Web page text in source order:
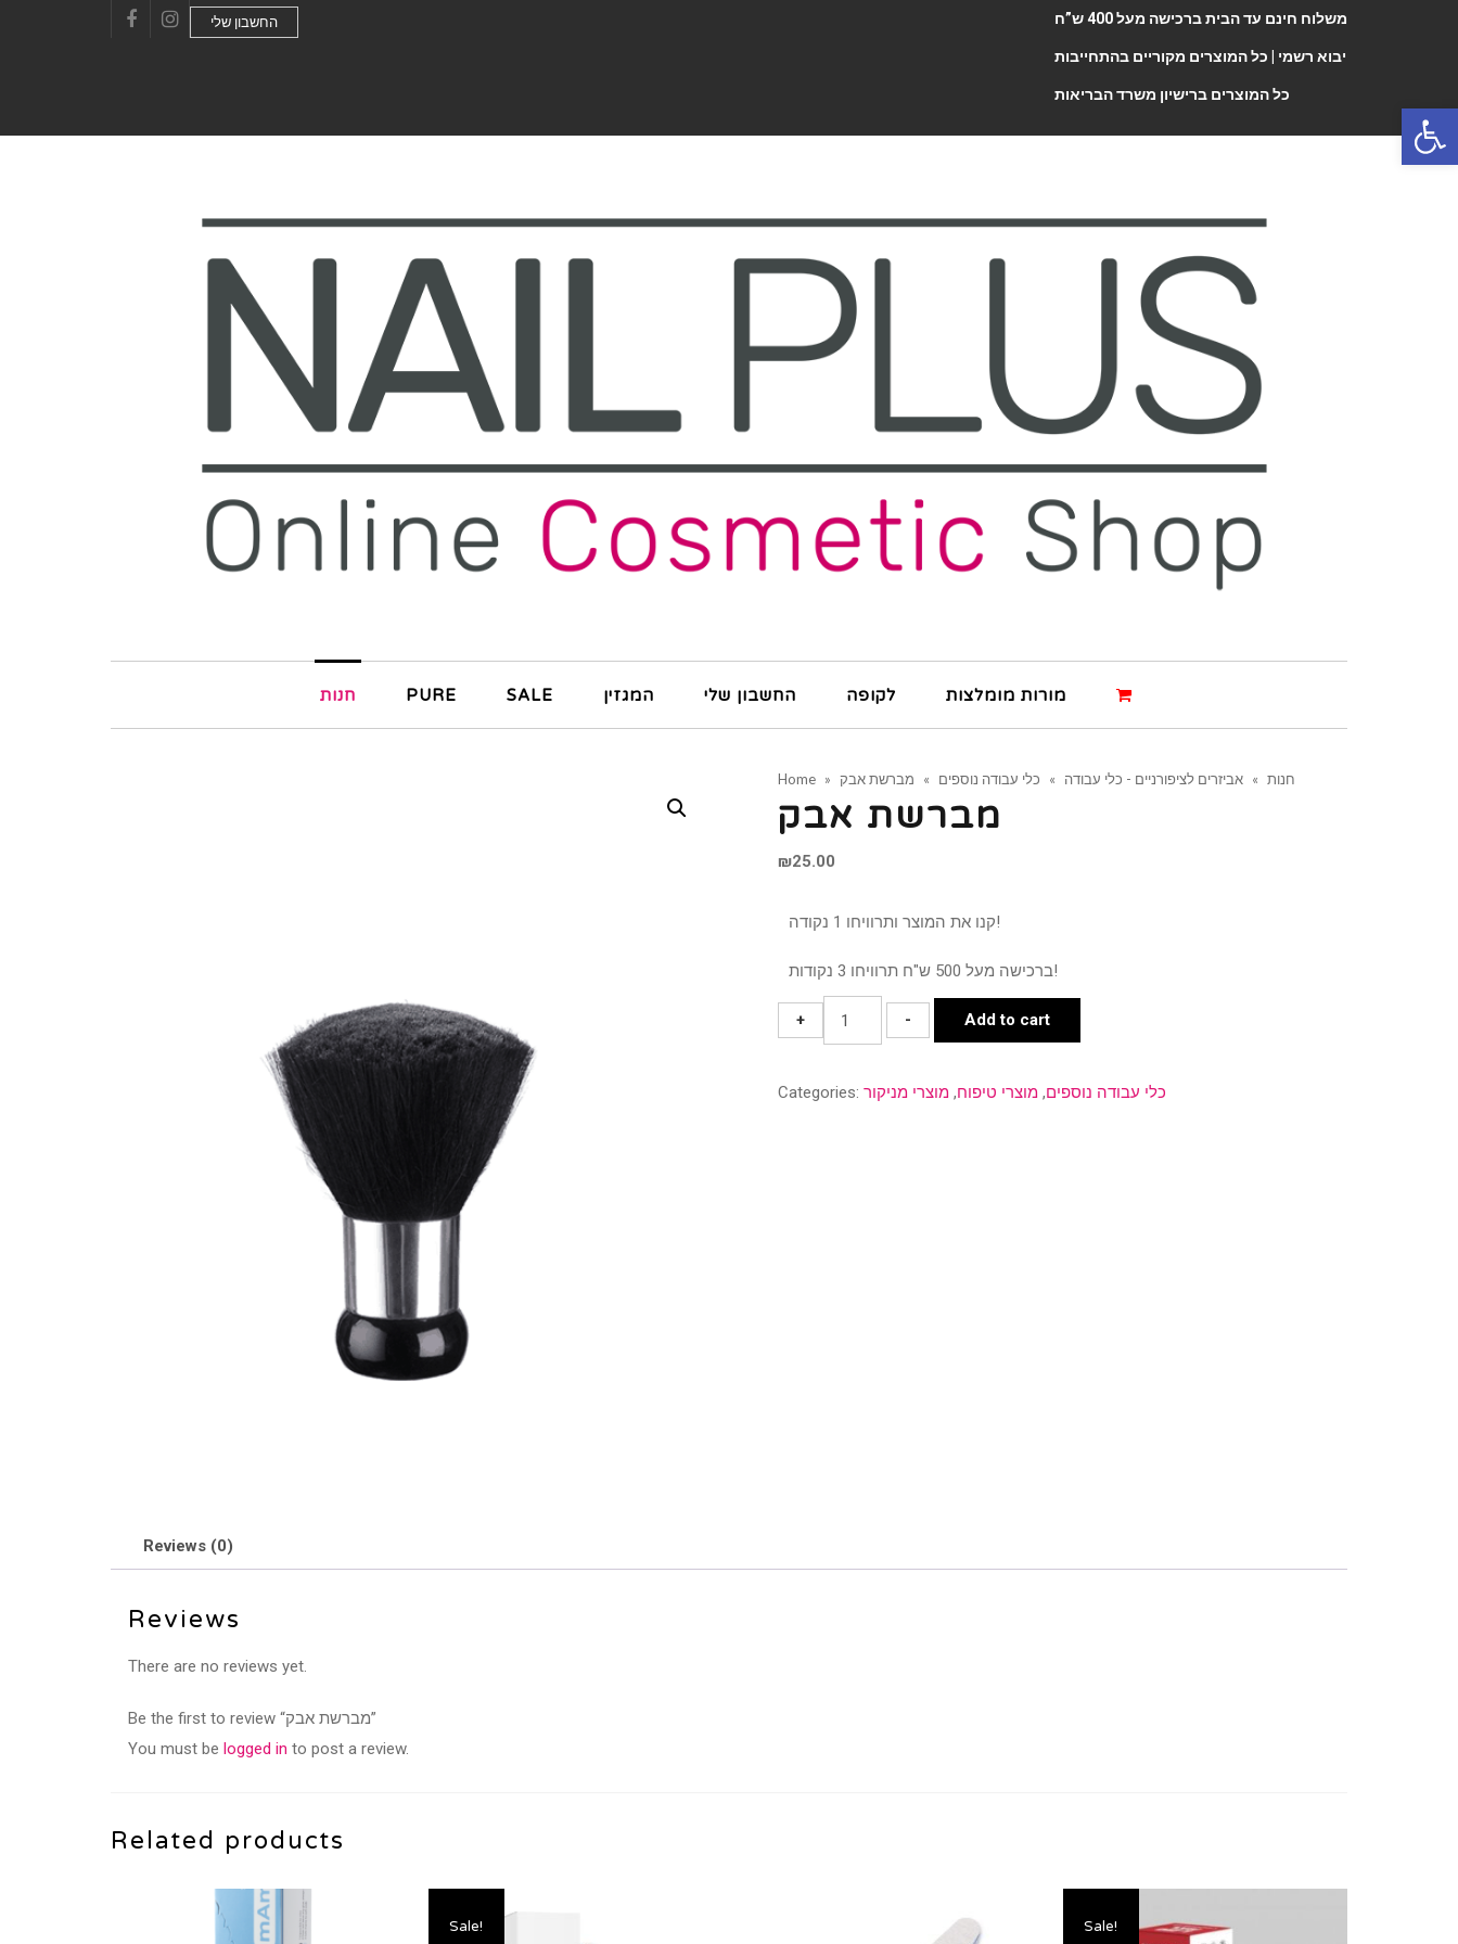
Instagram
החשבון שלי משלוח חינם עד הבית ברכישה מעל 400 ש”ח
יבוא רשמי | כל המוצרים מקוריים בהתחייבות
כל המוצרים ברישיון משרד הבריאות
חנות PURE SALE המגזין החשבון שלי לקופה מורות מומלצות
Home » חנות » אביזרים לציפורניים - כלי עבודה » כלי עבודה נוספים » מברשת אבק
מברשת אבק
₪25.00
קנו את המוצר ותרוויחו 1 נקודה!
ברכישה מעל 500 ש"ח תרוויחו 3 נקודות!
+
מברשת
אבק
- Add to cart
Categories: כלי עבודה נוספים, מוצרי טיפוח, מוצרי מניקור
Reviews (0)
Reviews
There are no reviews yet.
Be the first to review “מברשת אבק”
You must be logged in to post a review.
Related products
Sale! Sale!